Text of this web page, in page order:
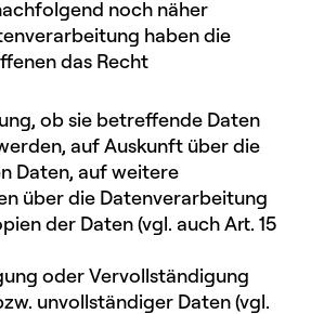
noch näher
haben die
das Recht
ob sie betreffende Daten
auf Auskunft über die
Daten, auf weitere
über die Datenverarbeitung
der Daten (vgl. auch Art. 15
oder Vervollständigung
unvollständiger Daten (vgl.